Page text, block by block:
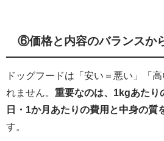
⑥価格と内容のバランスか
ドッグフードは「安い＝悪い」「
れません。 重要なのは、1kgあたり
日・1か月あたりの費用と中身の質
す。